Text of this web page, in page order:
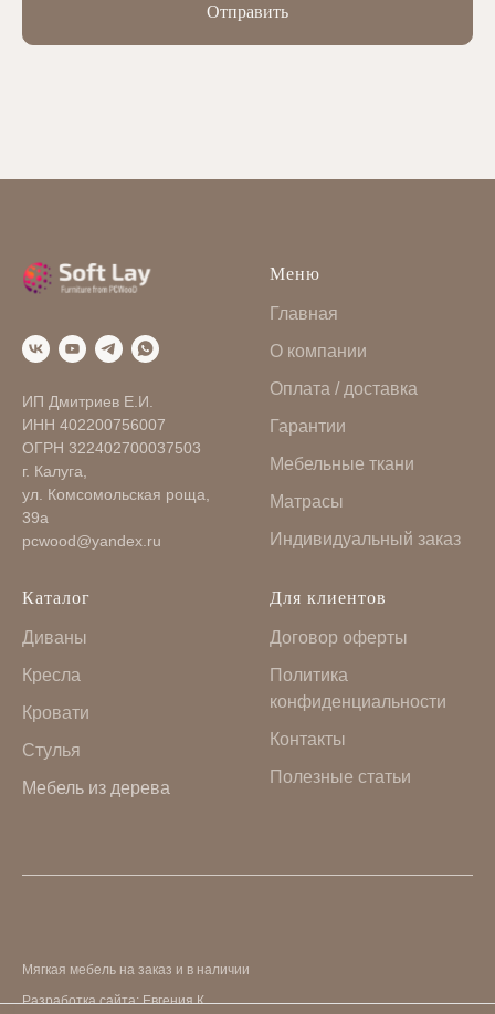
Отправить
ИП Дмитриев Е.И.
ИНН 402200756007
ОГРН 322402700037503
г. Калуга,
ул. Комсомольская роща,
39а
pcwood@yandex.ru
Меню
Главная
О компании
Оплата / доставка
Гарантии
Мебельные ткани
Матрасы
Индивидуальный заказ
Каталог
Диваны
Кресла
Кровати
Стулья
Мебель из дерева
Для клиентов
Договор оферты
Политика
конфиденциальности
Контакты
Полезные статьи
Мягкая мебель на заказ и в наличии
Разработка сайта: Евгения К.